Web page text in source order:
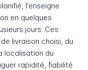
l'enseigne
en quelques
jours. Ces
livraison choisi, du
localisation du
rapidité, fiabilité